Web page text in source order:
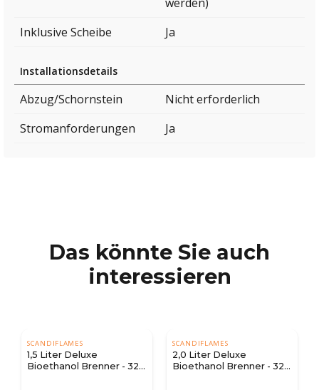
Inklusive Scheibe
Ja
Installationsdetails
Abzug/Schornstein
Nicht erforderlich
Stromanforderungen
Ja
Das könnte Sie auch
interessieren
SCANDIFLAMES
1,5 Liter Deluxe
Bioethanol Brenner - 32
SCANDIFLAMES
2,0 Liter Deluxe
Bioethanol Brenner - 32